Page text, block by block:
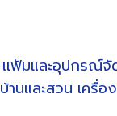
แฟ้มและอุปกรณ์จั
บ้านและสวน เครื่อ